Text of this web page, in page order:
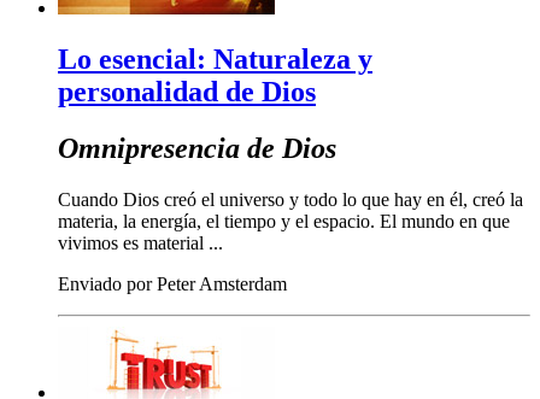
Lo esencial: Naturaleza y
personalidad de Dios
Omnipresencia de Dios
Cuando Dios creó el universo y todo lo que hay en él, creó la
materia, la energía, el tiempo y el espacio. El mundo en que
vivimos es material ...
Enviado por Peter Amsterdam